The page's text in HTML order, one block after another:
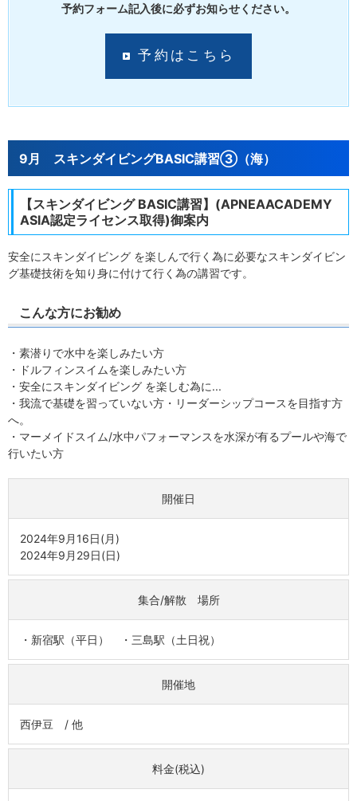
予約フォーム記入後に必ずお知らせください。
予約はこちら
9月 スキンダイビングBASIC講習③（海）
【スキンダイビング BASIC講習】(APNEAACADEMY
ASIA認定ライセンス取得)御案内
安全にスキンダイビング を楽しんで行く為に必要なスキンダイビン
グ基礎技術を知り身に付けて行く為の講習です。
こんな方にお勧め
・素潜りで水中を楽しみたい方
・ドルフィンスイムを楽しみたい方
・安全にスキンダイビング を楽しむ為に...
・我流で基礎を習っていない方・リーダーシップコースを目指す方
へ。
・マーメイドスイム/水中パフォーマンスを水深が有るプールや海で
行いたい方
開催日
2024年9月16日(月)
2024年9月29日(日)
集合/解散 場所
・新宿駅（平日） ・三島駅（土日祝）
開催地
西伊豆 / 他
料金(税込)